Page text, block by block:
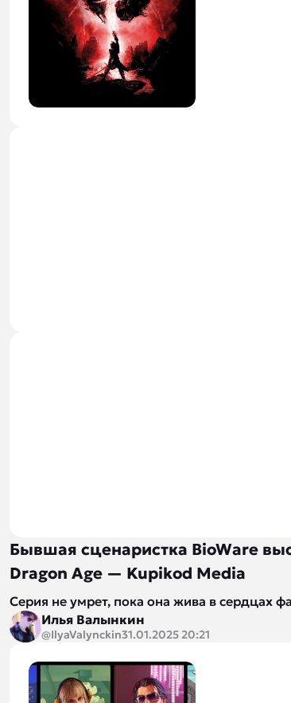
Бывшая сценаристка BioWare
Dragon Age — Kupikod Media
Серия не умрет, пока она жива в сердцах
Илья Валынкин
@IlyaValynckin31.01.2025 20:21